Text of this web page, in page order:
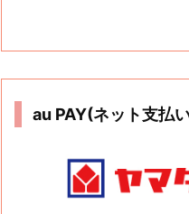
au PAY(ネット支払